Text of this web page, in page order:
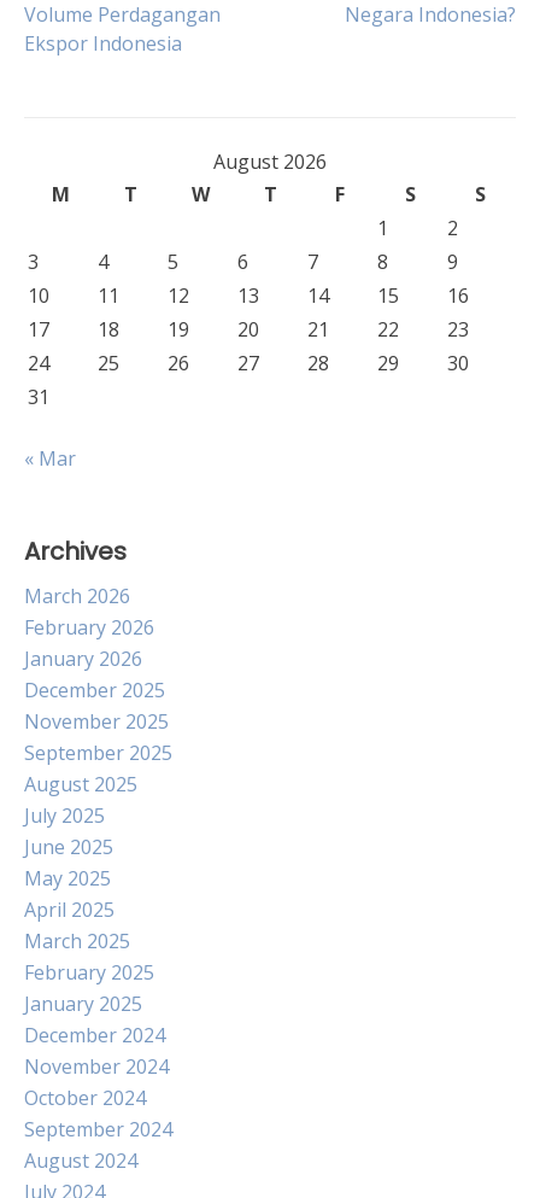
navigation
Volume Perdagangan
Ekspor Indonesia
Negara Indonesia?
August 2026
M
T W T F S
S
1
2
3
4 5 6 7 8
9
10
11 12 13 14 15
16
17
18 19 20 21 22
23
24
25 26 27 28 29
30
31
« Mar
Archives
March 2026
February 2026
January 2026
December 2025
November 2025
September 2025
August 2025
July 2025
June 2025
May 2025
April 2025
March 2025
February 2025
January 2025
December 2024
November 2024
October 2024
September 2024
August 2024
July 2024